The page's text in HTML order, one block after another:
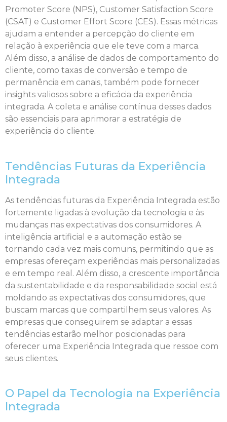
Promoter Score (NPS), Customer Satisfaction Score
(CSAT) e Customer Effort Score (CES). Essas métricas
ajudam a entender a percepção do cliente em
relação à experiência que ele teve com a marca.
Além disso, a análise de dados de comportamento do
cliente, como taxas de conversão e tempo de
permanência em canais, também pode fornecer
insights valiosos sobre a eficácia da experiência
integrada. A coleta e análise contínua desses dados
são essenciais para aprimorar a estratégia de
experiência do cliente.
Tendências Futuras da Experiência
Integrada
As tendências futuras da Experiência Integrada estão
fortemente ligadas à evolução da tecnologia e às
mudanças nas expectativas dos consumidores. A
inteligência artificial e a automação estão se
tornando cada vez mais comuns, permitindo que as
empresas ofereçam experiências mais personalizadas
e em tempo real. Além disso, a crescente importância
da sustentabilidade e da responsabilidade social está
moldando as expectativas dos consumidores, que
buscam marcas que compartilhem seus valores. As
empresas que conseguirem se adaptar a essas
tendências estarão melhor posicionadas para
oferecer uma Experiência Integrada que ressoe com
seus clientes.
O Papel da Tecnologia na Experiência
Integrada